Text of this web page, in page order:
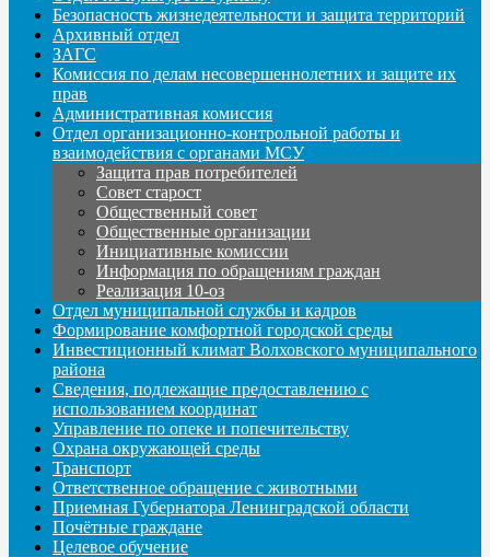
Безопасность жизнедеятельности и защита территорий
Архивный отдел
ЗАГС
Комиссия по делам несовершеннолетних и защите их
прав
Административная комиссия
Отдел организационно-контрольной работы и
взаимодействия с органами МСУ
Защита прав потребителей
Совет старост
Общественный совет
Общественные организации
Инициативные комиссии
Информация по обращениям граждан
Реализация 10-оз
Отдел муниципальной службы и кадров
Формирование комфортной городской среды
Инвестиционный климат Волховского муниципального
района
Сведения, подлежащие предоставлению с
использованием координат
Управление по опеке и попечительству
Охрана окружающей среды
Транспорт
Ответственное обращение с животными
Приемная Губернатора Ленинградской области
Почётные граждане
Целевое обучение